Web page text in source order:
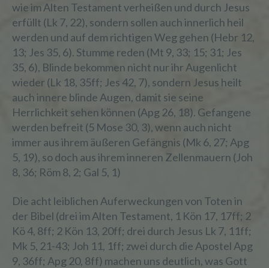
wie im Alten Testament verheißen und durch Jesus
erfüllt (Lk 7, 22), sondern sollen auch innerlich heil
werden und auf dem richtigen Weg gehen (Hebr 12,
13; Jes 35, 6). Stumme reden (Mt 9, 33; 15; 31; Jes
35, 6), Blinde bekommen nicht nur ihr Augenlicht
wieder (Lk 18, 35ff; Jes 42, 7), sondern Jesus heilt
auch innere blinde Augen, damit sie seine
Herrlichkeit sehen können (Apg 26, 18). Gefangene
werden befreit (5 Mose 30, 3), wenn auch nicht
immer aus ihrem äußeren Gefängnis (Mk 6, 27; Apg
5, 19), so doch aus ihrem inneren Zellenmauern (Joh
8, 36; Röm 8, 2; Gal 5, 1)
Die acht leiblichen Auferweckungen von Toten in
der Bibel (drei im Alten Testament, 1 Kön 17, 17ff; 2
Kö 4, 8ff; 2 Kön 13, 20ff; drei durch Jesus Lk 7, 11ff;
Mk 5, 21-43; Joh 11, 1ff; zwei durch die Apostel Apg
9, 36ff; Apg 20, 8ff) machen uns deutlich, was Gott